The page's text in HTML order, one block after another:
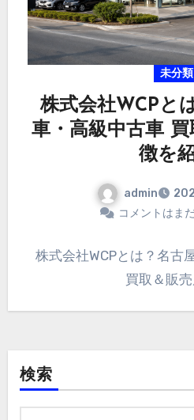
未分類
株式会社WCPと
車・高級中古車
徴を
admin
コメントはま
株式会社WCPとは？名古
買取＆販
検索